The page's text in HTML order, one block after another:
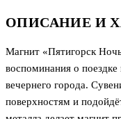
ОПИСАНИЕ И
Магнит «Пятигорск
воспоминания о
вечернего города.
поверхностям и